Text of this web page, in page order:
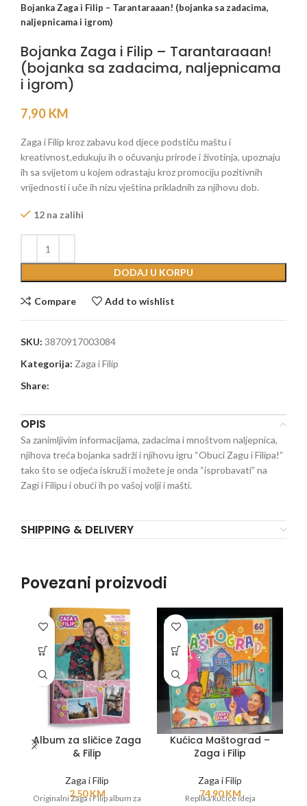
Bojanka Zaga i Filip – Tarantaraaan! (bojanka sa zadacima,
naljepnicama i igrom)
Bojanka Zaga i Filip – Tarantaraaan!
(bojanka sa zadacima, naljepnicama
i igrom)
7,90 KM
Zaga i Filip kroz zabavu kod djece podstiču maštu i
kreativnost,edukuju ih o očuvanju prirode i životinja, upoznaju
ih sa svijetom u kojem odrastaju kroz promociju pozitivnih
vrijednosti i uče ih nizu vještina prikladnih za njihovu dob.
12 na zalihi
DODAJ U KORPU
Compare Add to wishlist
SKU: 3870917003084
Kategorija: Zaga i Filip
Share:
OPIS
Sa zanimljivim informacijama, zadacima i mnoštvom naljepnica,
njihova treća bojanka sadrži i njihovu igru “Obuci Zagu i Filipa!”
tako što se odjeća iskruži i možete je onda “isprobavati” na
Zagi i Filipu i obući ih po vašoj volji i mašti.
SHIPPING & DELIVERY
Povezani proizvodi
Album za sličice Zaga
& Filip
Zaga i Filip
2,50KM
Originalni Zaga i Filip album za
Kućica Maštograd –
Zaga i Filip
Zaga i Filip
74,90KM
Replika kućice ideja